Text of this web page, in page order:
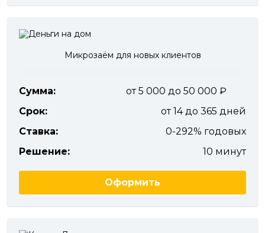
Микрозаём для новых клиентов
Сумма:
от 5 000 до 50 000
Срок:
от 14 до 365 дней
Ставка:
0-292% годовых
Решение:
10 минут
Оформить